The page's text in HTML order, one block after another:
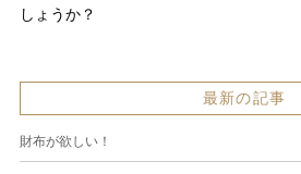
しょうか？
最新の記事
財布が欲しい！